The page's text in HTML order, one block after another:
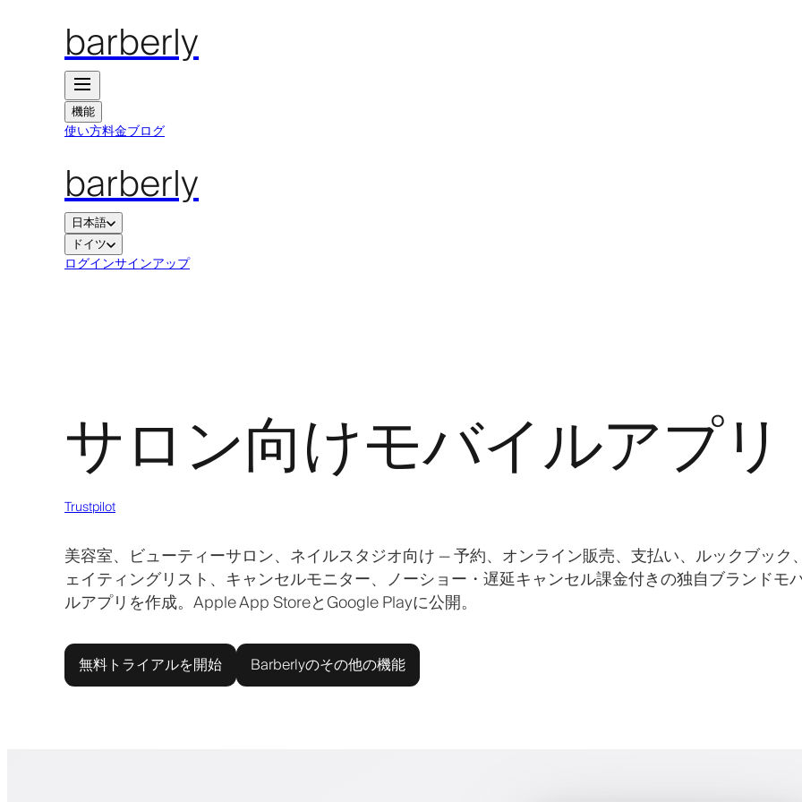
barberly
機能
使い方料金ブログ
barberly
日本語
ドイツ
ログインサインアップ
サロン向けモバイルアプリ
Trustpilot
美容室、ビューティーサロン、ネイルスタジオ向け — 予約、オンライン販売、支払い、ルックブック
ェイティングリスト、キャンセルモニター、ノーショー・遅延キャンセル課金付きの独自ブランドモ
ルアプリを作成。Apple App StoreとGoogle Playに公開。
無料トライアルを開始 Barberlyのその他の機能